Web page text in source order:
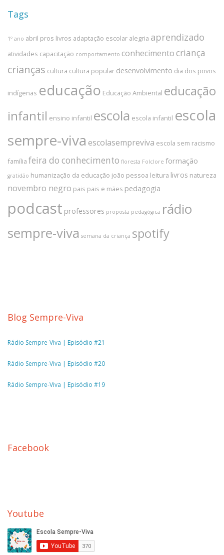
Tags
1º ano abril pros livros adaptação escolar alegria aprendizado
atividades capacitação comportamento conhecimentocriança
crianças cultura cultura popular desenvolvimento dia dos povos
indígenas educação Educação Ambiental educação
infantil ensino infantil escola escola infantil escola
sempre-viva escolasempreviva escola sem racismo
família feira do conhecimento floresta Folclore formação
gratidão humanização da educação joão pessoa leitura livros natureza
novembro negro pais pais e mães pedagogia
podcast professores proposta pedagógica rádio
sempre-viva semana da criança spotify
Blog Sempre-Viva
Rádio Sempre-Viva | Episódio #21
Rádio Sempre-Viva | Episódio #20
Rádio Sempre-Viva | Episódio #19
Facebook
Youtube